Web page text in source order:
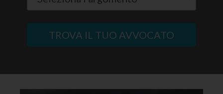
TROVA IL TUO AVVOCATO